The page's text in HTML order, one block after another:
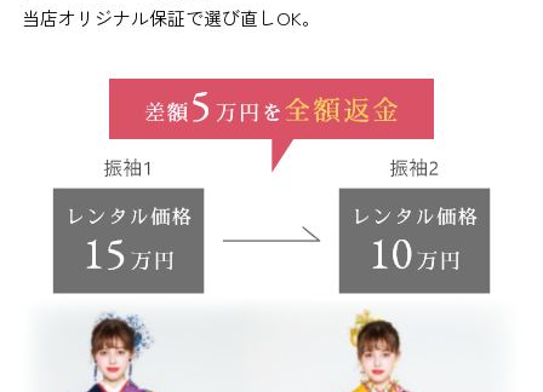
当店オリジナル保証で選び直しOK。